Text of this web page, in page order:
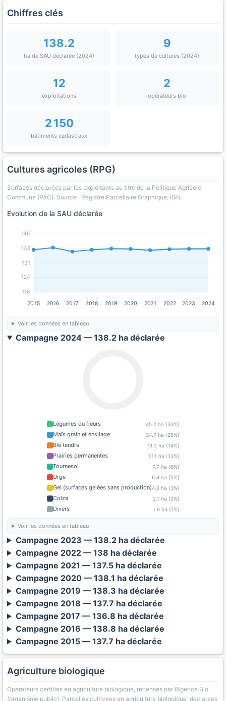
Chiffres clés
138.2
ha de SAU déclarée (2024)
9
types de cultures (2024)
12
exploitations
2
opérateurs bio
2 150
bâtiments cadastraux
Cultures agricoles (RPG)
Surfaces déclarées par les exploitants au titre de la Politique Agricole
Commune (PAC). Source : Registre Parcellaire Graphique, IGN.
Evolution de la SAU déclarée
116
124
131
138
146
2015 2016 2017 2018 2019 2020 2021 2022 2023 2024
Voir les données en tableau
Campagne 2024 — 138.2 ha déclarée
Légumes ou fleurs 45.2 ha (33%)
Maïs grain et ensilage 34.7 ha (25%)
Blé tendre 19.2 ha (14%)
Prairies permanentes 17.1 ha (12%)
Tournesol 7.7 ha (6%)
Orge 6.4 ha (5%)
Gel (surfaces gelées sans production)4.2 ha (3%)
Colza 2.1 ha (2%)
Divers 1.6 ha (1%)
Voir les données en tableau
Campagne 2023 — 138.2 ha déclarée
Campagne 2022 — 138 ha déclarée
Campagne 2021 — 137.5 ha déclarée
Campagne 2020 — 138.1 ha déclarée
Campagne 2019 — 138.3 ha déclarée
Campagne 2018 — 137.7 ha déclarée
Campagne 2017 — 136.8 ha déclarée
Campagne 2016 — 138.8 ha déclarée
Campagne 2015 — 137.7 ha déclarée
Agriculture biologique
Operateurs certifies en agriculture biologique, recenses par l’Agence Bio
(organisme public). Parcelles cultivees en agriculture biologique, declarees